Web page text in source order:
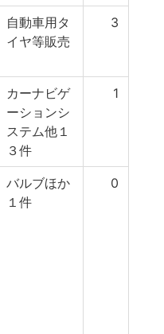
自動車用タ
イヤ等販売
3
カーナビゲ
ーションシ
ステム他１
３件
1
バルブほか
１件
0